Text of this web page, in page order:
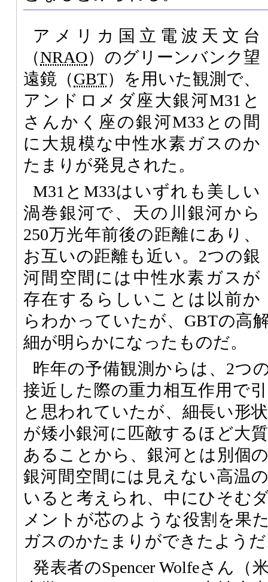
アメリカ国立電波天文台
（NRAO）のグリーンバンク望
遠鏡（GBT）を用いた観測で、
アンドロメダ座大銀河M31と
さんかく座の銀河M33との間
に大規模な中性水素ガスのか
たまりが発見された。
M31とM33はいずれも美しい
渦巻銀河で、天の川銀河から
250万光年前後の距離にあり、
お互いの距離も近い。2つの銀
河間空間には中性水素ガスが
存在するらしいことは以前か
らわかっていたが、GBTの高
細が明らかになったものだ。
昨年の予備観測からは、2つ
接近した際の重力相互作用で
と思われていたが、細長い形
が矮小銀河に匹敵するほど大
あることから、銀河とは別個
銀河間空間には見えない高温
いると考えられ、中にひそむ
メントが芯のような役割を果
ガスのかたまりができたよう
発表者のSpencer Wolfeさん（